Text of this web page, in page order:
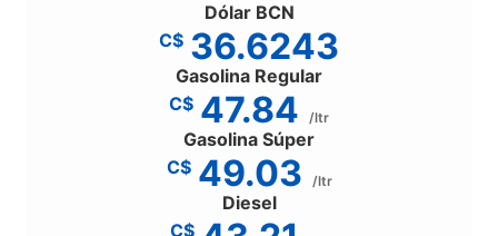
Dólar BCN
C$ 36.6243
Gasolina Regular
C$ 47.84 /ltr
Gasolina Súper
C$ 49.03 /ltr
Diesel
C$